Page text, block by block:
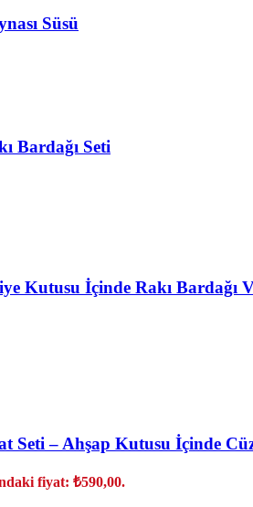
Süsü
Bardağı Seti
Kutusu İçinde Rakı Bardağı
Seti – Ahşap Kutusu İçinde
fiyat: ₺590,00.